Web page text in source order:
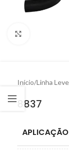
Início/Linha Leve
8837
APLICAÇÃO